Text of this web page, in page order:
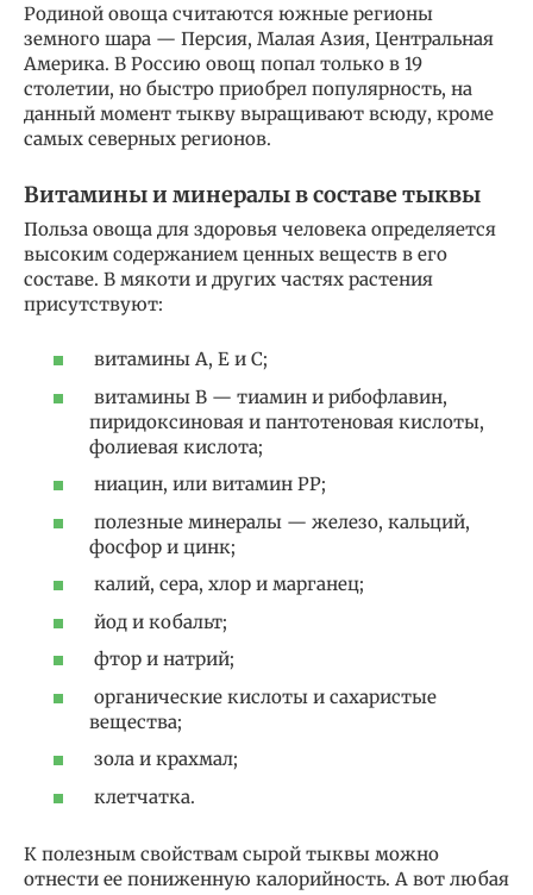
Родиной овоща считаются южные регионы
земного шара — Персия, Малая Азия, Центральная
Америка. В Россию овощ попал только в 19
столетии, но быстро приобрел популярность, на
данный момент тыкву выращивают всюду, кроме
самых северных регионов.
Витамины и минералы в составе тыквы
Польза овоща для здоровья человека определяется
высоким содержанием ценных веществ в его
составе. В мякоти и других частях растения
присутствуют:
витамины А, Е и С;
витамины В — тиамин и рибофлавин,
пиридоксиновая и пантотеновая кислоты,
фолиевая кислота;
ниацин, или витамин РР;
полезные минералы — железо, кальций,
фосфор и цинк;
калий, сера, хлор и марганец;
йод и кобальт;
фтор и натрий;
органические кислоты и сахаристые
вещества;
зола и крахмал;
клетчатка.
К полезным свойствам сырой тыквы можно
отнести ее пониженную калорийность. А вот любая